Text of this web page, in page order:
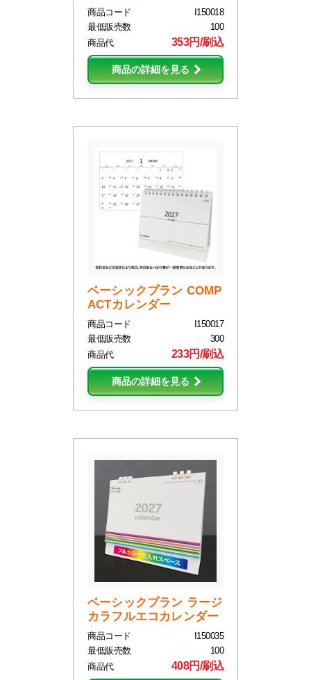
商品コード
I150018
最低販売数
100
商品代
353円/刷込
商品の詳細を見る
ベーシックプラン COMP
ACTカレンダー
商品コード
I150017
最低販売数
300
商品代
233円/刷込
商品の詳細を見る
ベーシックプラン ラージ
カラフルエコカレンダー
商品コード
I150035
最低販売数
100
商品代
408円/刷込